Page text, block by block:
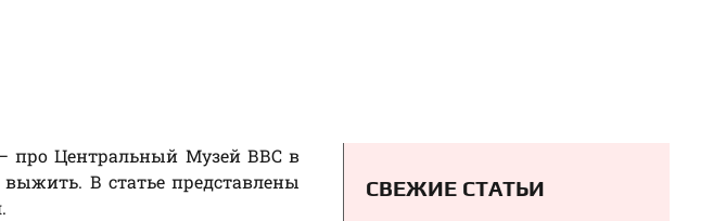
про Центральный Музей ВВС в
В статье представлены
СВЕЖИЕ СТАТЬИ